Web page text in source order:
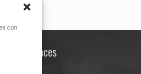
con
Otros enlaces